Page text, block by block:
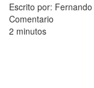
Escrito por: Fernando
Comentario
2 minutos